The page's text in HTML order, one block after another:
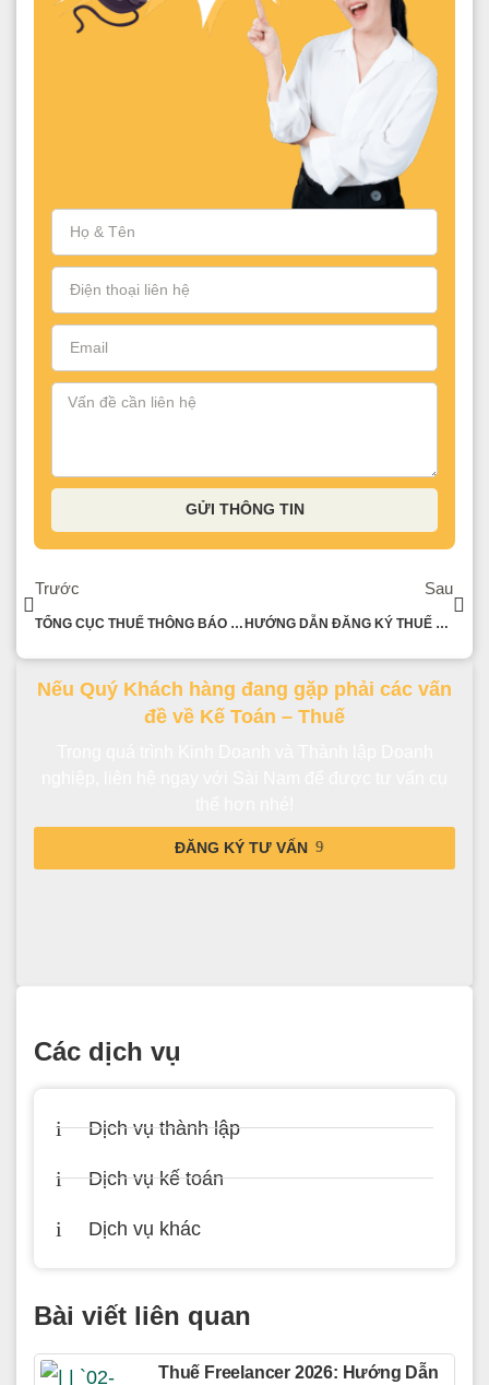
GỬI THÔNG TIN
Trước
TỔNG CỤC THUẾ THÔNG BÁO VỀ VIỆC GIẢ MẠO ỨNG DỤNG NGÀNH THUẾ
Sau
HƯỚNG DẪN ĐĂNG KÝ THUẾ TRONG TRƯỜNG HỢP TỔ CHỨC LẠI DOANH NGHIỆP
Nếu Quý Khách hàng đang gặp phải các vấn
đề về Kế Toán – Thuế
ĐĂNG KÝ TƯ VẤN
Các dịch vụ
Dịch vụ thành lập
Dịch vụ kế toán
Dịch vụ khác
Bài viết liên quan
Thuế Freelancer 2026: Hướng Dẫn